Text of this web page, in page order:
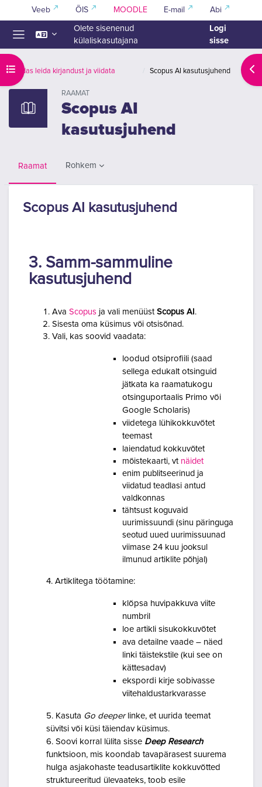
Jäta vahele peasisuni
Veeb ÕIS MOODLE E-mail Abi
Olete sisenenud
külaliskasutajana
Logi
sisse
Ava kursuse sisukord
Kuidas leida kirjandust ja viidata Scopus AI kasutusjuhend
RAAMAT
Scopus AI
kasutusjuhend
Raamat Rohkem
Scopus AI kasutusjuhend
3. Samm-sammuline
kasutusjuhend
Ava Scopus ja vali menüüst Scopus AI .
Sisesta oma küsimus või otsisõnad.
Vali, kas soovid vaadata:
loodud otsiprofiili (saad
sellega edukalt otsinguid
jätkata ka raamatukogu
otsinguportaalis Primo või
Google Scholaris)
viidetega lühikokkuvõtet
teemast
laiendatud kokkuvõtet
mõistekaarti, vt näidet
enim publitseerinud ja
viidatud teadlasi antud
valdkonnas
tähtsust koguvaid
uurimissuundi (sinu päringuga
seotud uued uurimissuunad
viimase 24 kuu jooksul
ilmunud artiklite põhjal)
4. Artiklitega töötamine:
klõpsa huvipakkuva viite
numbril
loe artikli sisukokkuvõtet
ava detailne vaade – näed
linki täistekstile (kui see on
kättesadav)
ekspordi kirje sobivasse
viitehaldustarkvarasse
5. Kasuta Go deeperlinke, et uurida teemat
süvitsi või küsi täiendav küsimus.
6. Soovi korral lülita sisse Deep Research
funktsioon, mis koondab tavapärasest suurema
hulga asjakohaste teadusartiklite kokkuvõtted
struktureeritud ülevaateks, toob esile